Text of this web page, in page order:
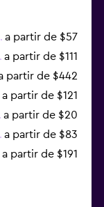
a partir de $57
a partir de $111
partir de $442
a partir de $121
a partir de $20
a partir de $83
a partir de $191